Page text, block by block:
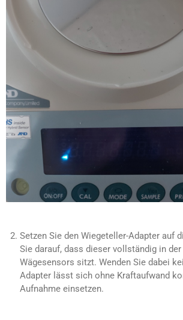
Setzen Sie den Wiegeteller-Adapter auf
Sie darauf, dass dieser vollständig in
Wägesensors sitzt. Wenden Sie dabei
Adapter lässt sich ohne Kraftaufwand
Aufnahme einsetzen.